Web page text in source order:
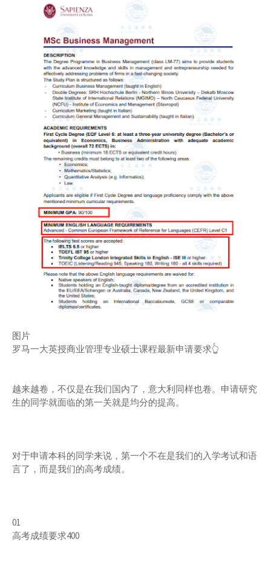
图片
罗马一大英授商业管理专业硕士课程最新申请要求👆
越来越卷，不仅是在我们国内了，意大利同样也卷。申请研究
生的同学就面临的第一关就是均分的提高。
对于申请本科的同学来说，第一个不在是我们的入学考试和语
言了，而是我们的高考成绩。
01
高考成绩要求400